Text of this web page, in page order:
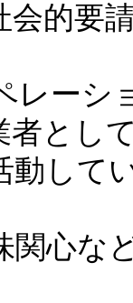
的要請
レーシ
として
動して
関心な